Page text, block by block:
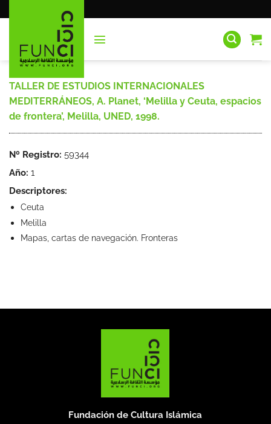
al
TALLER DE ESTUDIOS INTERNACIONALES
MEDITERRÁNEOS, A. Planet, ‘Melilla y Ceuta, espacios
de frontera’, Melilla, UNED, 1998.
Nº Registro: 59344
Año: 1
Descriptores:
Ceuta
Melilla
Mapas, cartas de navegación. Fronteras
Fundación de Cultura Islámica